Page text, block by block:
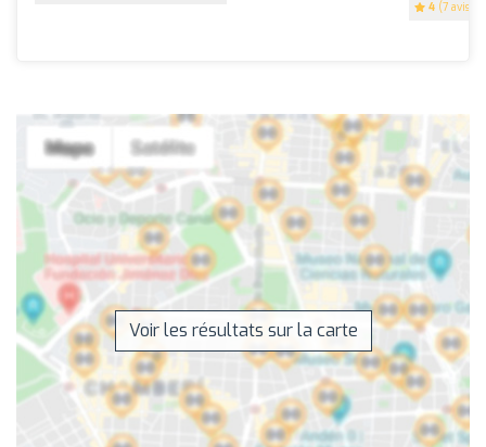
4 (7 avis)
Voir les résultats sur la carte